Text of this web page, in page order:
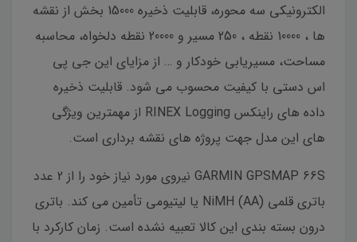
الکترونیکی سه محوره، قابلیت ذخیره 15000 بخش از نقشه
ها ، 10000 نقطه ، 250 مسیر و 20000 نقطه دلخواه، محاسبه
مساحت، مسیریابی خودکار و … از مزایای این جی پی
اس دستی با کیفیت محسوب می شود. قابلیت ذخیره
داده های راینکس RINEX Logging از مهمترین ویژگی
های این مدل جهت پروژه های نقشه برداری است.
GARMIN GPSMAP 66S نیروی مورد نیاز خود را از 2 عدد
باتری قلمی (AA) NiMH یا لیتیومی تأمین می کند. باتری
درون بسته بندی این کالا تعبیه نشده است. زمان کارکرد با